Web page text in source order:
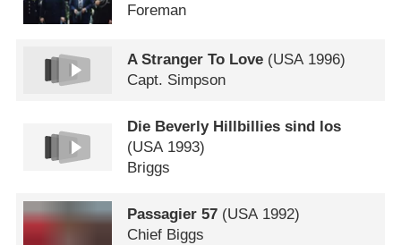
Foreman
A Stranger To Love (USA1996)
Capt. Simpson
Die Beverly Hillbillies sind los
(USA1993)
Briggs
Passagier 57 (USA1992)
Chief Biggs